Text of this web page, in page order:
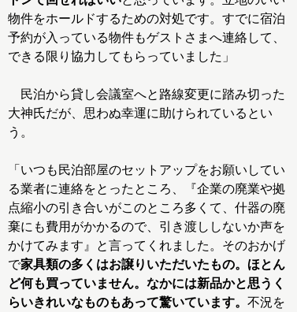
物件をホールドするための対処です。すでに宿泊
予約が入っている物件もゲストさまへ連絡して、
できる限り協力してもらっていました」
民泊から貸し会議室へと路線変更に踏み切った
大神氏だが、思わぬ幸運に助けられているとい
う。
「いつも民泊部屋のセットアップをお願いしてい
る業者に連絡をとったところ、『企業の廃業や拠
点縮小の引き合いがこのところ多くて、什器の廃
棄にも費用がかかるので、引き渡ししないか声を
かけてみます』と言ってくれました。そのおかげ
で家具類の多くはお譲りいただいたもの。ほとん
ど何も買っていません。なかには新品かと思うく
らいきれいなものもあって驚いています。 不況を